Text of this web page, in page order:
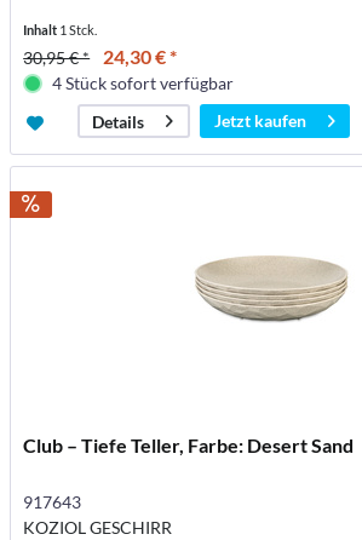
Inhalt 1 Stck.
30,95 € * 24,30 € *
4 Stück sofort verfügbar
Details
Jetzt kaufen
Club – Tiefe Teller, Farbe: Desert Sand
917643
KOZIOL GESCHIRR